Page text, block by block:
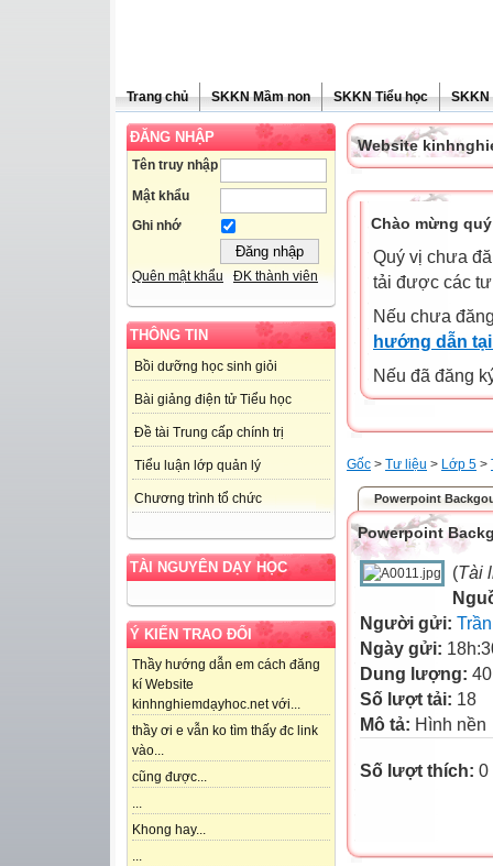
Trang chủ SKKN Mầm non SKKN Tiểu học SKKN
ĐĂNG NHẬP
Tên truy nhập
Mật khẩu
Ghi nhớ
Quên mật khẩu ĐK thành viên
THÔNG TIN
Bồi dưỡng học sinh giỏi
Bài giảng điện tử Tiểu học
Đề tài Trung cấp chính trị
Tiểu luận lớp quản lý
Chương trình tổ chức
TÀI NGUYÊN DẠY HỌC
Ý KIẾN TRAO ĐỔI
Thầy hướng dẫn em cách đăng
kí Website
kinhnghiemdạyhoc.net với...
thầy ơi e vẫn ko tìm thấy đc link
vào...
cũng được...
...
Khong hay...
...
Website
Chào mừng
Quý vị chưa
tải được các
Nếu chưa
hướng dẫn
Nếu đã đăng
Gốc > Tư liệu > Lớp 5 >
Powerpoint
Powerpoint
(Tài
Người gửi:
Ngày gửi:
Dung lượng:
Số lượt tải: 18
Mô tả: Hình nền
Số lượt thích: 0